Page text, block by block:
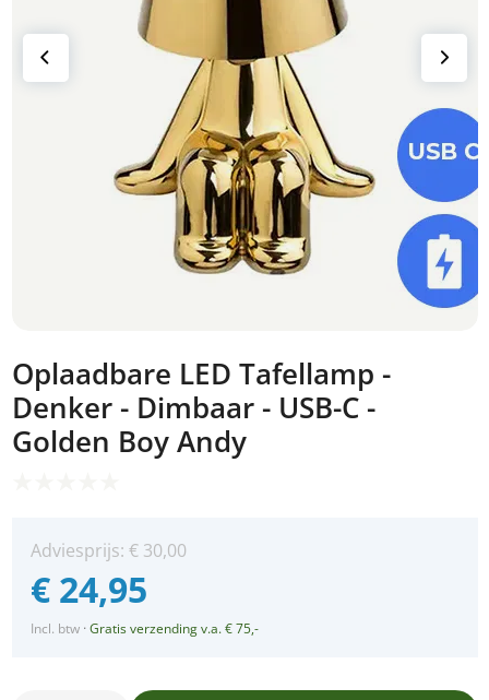
Oplaadbare LED Tafellamp -
Denker - Dimbaar - USB-C -
Golden Boy Andy
Adviesprijs: € 30,00
€ 24,95
Incl. btw ·Gratis verzending v.a. € 75,-